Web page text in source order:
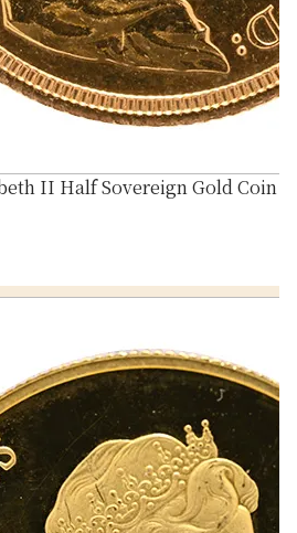
II Half Sovereign Gold Coin